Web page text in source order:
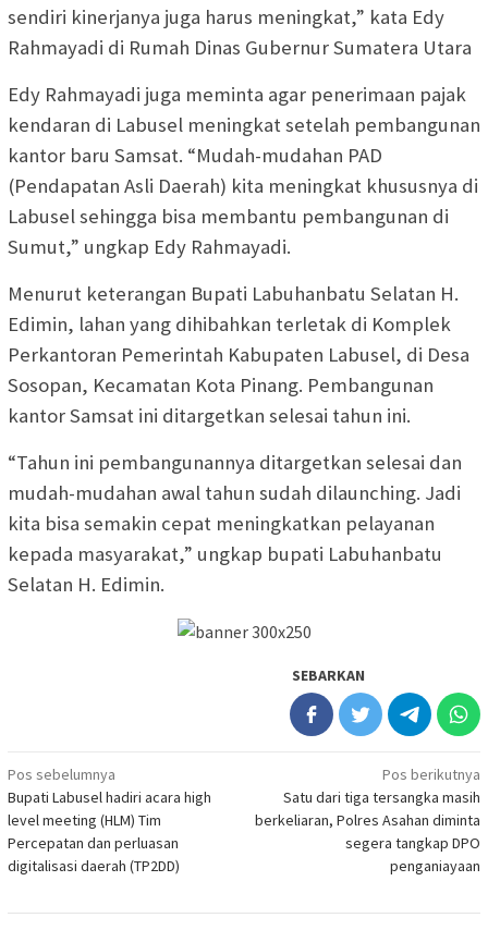
sendiri kinerjanya juga harus meningkat,” kata Edy
Rahmayadi di Rumah Dinas Gubernur Sumatera Utara
Edy Rahmayadi juga meminta agar penerimaan pajak
kendaran di Labusel meningkat setelah pembangunan
kantor baru Samsat. “Mudah-mudahan PAD
(Pendapatan Asli Daerah) kita meningkat khususnya di
Labusel sehingga bisa membantu pembangunan di
Sumut,” ungkap Edy Rahmayadi.
Menurut keterangan Bupati Labuhanbatu Selatan H.
Edimin, lahan yang dihibahkan terletak di Komplek
Perkantoran Pemerintah Kabupaten Labusel, di Desa
Sosopan, Kecamatan Kota Pinang. Pembangunan
kantor Samsat ini ditargetkan selesai tahun ini.
“Tahun ini pembangunannya ditargetkan selesai dan
mudah-mudahan awal tahun sudah dilaunching. Jadi
kita bisa semakin cepat meningkatkan pelayanan
kepada masyarakat,” ungkap bupati Labuhanbatu
Selatan H. Edimin.
SEBARKAN
Navigasi
pos
Pos sebelumnya
Bupati Labusel hadiri acara high
level meeting (HLM) Tim
Percepatan dan perluasan
digitalisasi daerah (TP2DD)
Pos berikutnya
Satu dari tiga tersangka masih
berkeliaran, Polres Asahan diminta
segera tangkap DPO
penganiayaan